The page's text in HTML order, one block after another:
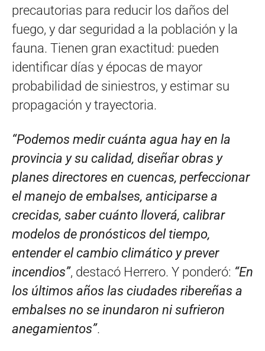
precautorias para reducir los daños del
fuego, y dar seguridad a la población y la
fauna. Tienen gran exactitud: pueden
identificar días y épocas de mayor
probabilidad de siniestros, y estimar su
propagación y trayectoria.
“Podemos medir cuánta agua hay en la
provincia y su calidad, diseñar obras y
planes directores en cuencas, perfeccionar
el manejo de embalses, anticiparse a
crecidas, saber cuánto lloverá, calibrar
modelos de pronósticos del tiempo,
entender el cambio climático y prever
incendios”, destacó Herrero. Y ponderó: “En
los últimos años las ciudades ribereñas a
embalses no se inundaron ni sufrieron
anegamientos”.